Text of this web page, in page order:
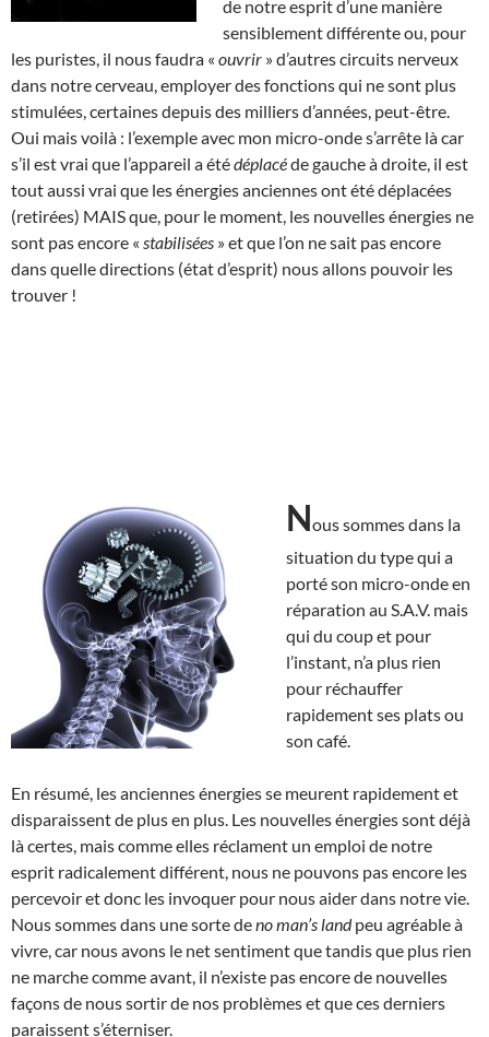
de notre esprit d’une manière
sensiblement différente ou, pour
les puristes, il nous faudra « ouvrir » d’autres circuits nerveux
dans notre cerveau, employer des fonctions qui ne sont plus
stimulées, certaines depuis des milliers d’années, peut-être.
Oui mais voilà : l’exemple avec mon micro-onde s’arrête là car
s’il est vrai que l’appareil a étédéplacéde gauche à droite, il est
tout aussi vrai que les énergies anciennes ont été déplacées
(retirées) MAIS que, pour le moment, les nouvelles énergies ne
sont pas encore « stabilisées » et que l’on ne sait pas encore
dans quelle directions (état d’esprit) nous allons pouvoir les
trouver !
Nous sommes dans la
situation du type qui a
porté son micro-onde en
réparation au S.A.V. mais
qui du coup et pour
l’instant, n’a plus rien
pour réchauffer
rapidement ses plats ou
son café.
En résumé, les anciennes énergies se meurent rapidement et
disparaissent de plus en plus. Les nouvelles énergies sont déjà
là certes, mais comme elles réclament un emploi de notre
esprit radicalement différent, nous ne pouvons pas encore les
percevoir et donc les invoquer pour nous aider dans notre vie.
Nous sommes dans une sorte deno man’s landpeu agréable à
vivre, car nous avons le net sentiment que tandis que plus rien
ne marche comme avant, il n’existe pas encore de nouvelles
façons de nous sortir de nos problèmes et que ces derniers
paraissent s’éterniser.